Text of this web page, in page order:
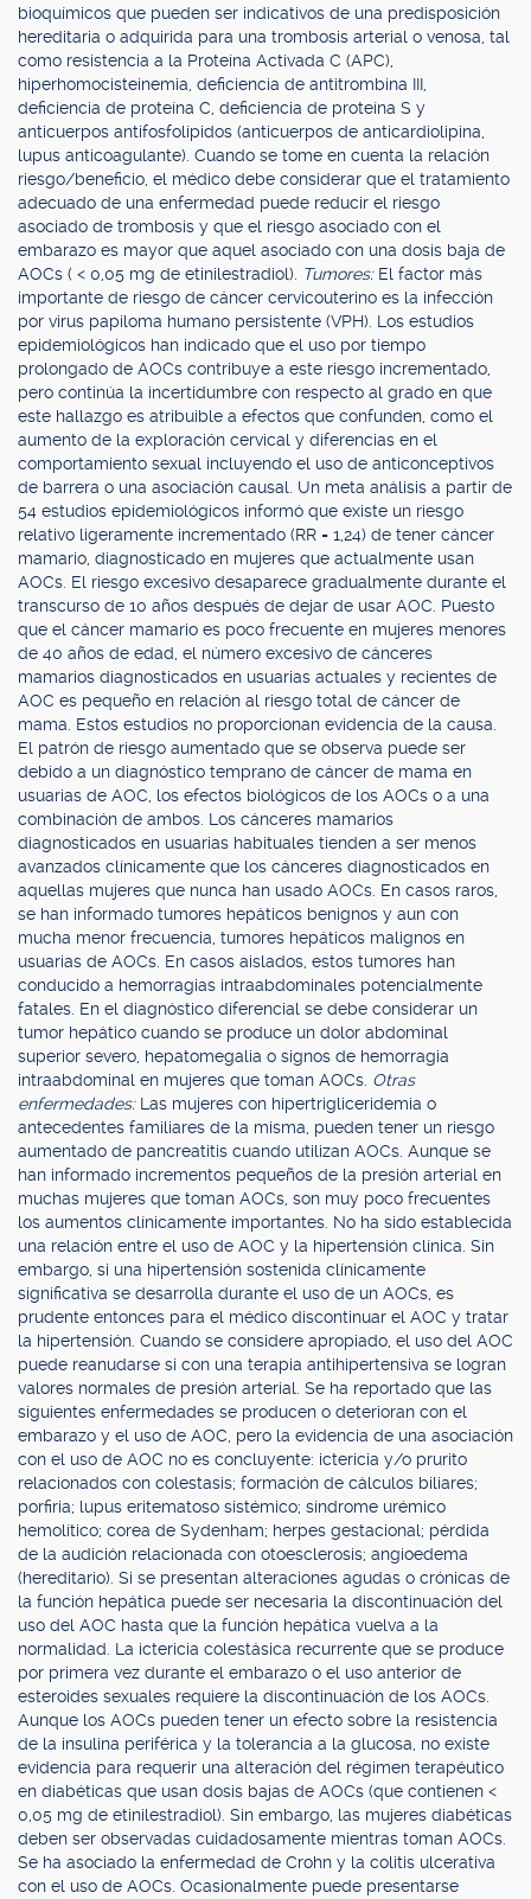
bioquímicos que pueden ser indicativos de una predisposición
hereditaria o adquirida para una trombosis arterial o venosa, tal
como resistencia a la Proteína Activada C (APC),
hiperhomocisteinemia, deficiencia de antitrombina III,
deficiencia de proteína C, deficiencia de proteína S y
anticuerpos antifosfolípidos (anticuerpos de anticardiolipina,
lupus anticoagulante). Cuando se tome en cuenta la relación
riesgo/beneficio, el médico debe considerar que el tratamiento
adecuado de una enfermedad puede reducir el riesgo
asociado de trombosis y que el riesgo asociado con el
embarazo es mayor que aquel asociado con una dosis baja de
AOCs ( < 0,05 mg de etinilestradiol). Tumores: El factor más
importante de riesgo de cáncer cervicouterino es la infección
por virus papiloma humano persistente (VPH). Los estudios
epidemiológicos han indicado que el uso por tiempo
prolongado de AOCs contribuye a este riesgo incrementado,
pero continúa la incertidumbre con respecto al grado en que
este hallazgo es atribuible a efectos que confunden, como el
aumento de la exploración cervical y diferencias en el
comportamiento sexual incluyendo el uso de anticonceptivos
de barrera o una asociación causal. Un meta análisis a partir de
54 estudios epidemiológicos informó que existe un riesgo
relativo ligeramente incrementado (RR = 1,24) de tener cáncer
mamario, diagnosticado en mujeres que actualmente usan
AOCs. El riesgo excesivo desaparece gradualmente durante el
transcurso de 10 años después de dejar de usar AOC. Puesto
que el cáncer mamario es poco frecuente en mujeres menores
de 40 años de edad, el número excesivo de cánceres
mamarios diagnosticados en usuarias actuales y recientes de
AOC es pequeño en relación al riesgo total de cáncer de
mama. Estos estudios no proporcionan evidencia de la causa.
El patrón de riesgo aumentado que se observa puede ser
debido a un diagnóstico temprano de cáncer de mama en
usuarias de AOC, los efectos biológicos de los AOCs o a una
combinación de ambos. Los cánceres mamarios
diagnosticados en usuarias habituales tienden a ser menos
avanzados clínicamente que los cánceres diagnosticados en
aquellas mujeres que nunca han usado AOCs. En casos raros,
se han informado tumores hepáticos benignos y aun con
mucha menor frecuencia, tumores hepáticos malignos en
usuarias de AOCs. En casos aislados, estos tumores han
conducido a hemorragias intraabdominales potencialmente
fatales. En el diagnóstico diferencial se debe considerar un
tumor hepático cuando se produce un dolor abdominal
superior severo, hepatomegalia o signos de hemorragia
intraabdominal en mujeres que toman AOCs. Otras
enfermedades: Las mujeres con hipertrigliceridemia o
antecedentes familiares de la misma, pueden tener un riesgo
aumentado de pancreatitis cuando utilizan AOCs. Aunque se
han informado incrementos pequeños de la presión arterial en
muchas mujeres que toman AOCs, son muy poco frecuentes
los aumentos clínicamente importantes. No ha sido establecida
una relación entre el uso de AOC y la hipertensión clínica. Sin
embargo, si una hipertensión sostenida clínicamente
significativa se desarrolla durante el uso de un AOCs, es
prudente entonces para el médico discontinuar el AOC y tratar
la hipertensión. Cuando se considere apropiado, el uso del AOC
puede reanudarse si con una terapia antihipertensiva se logran
valores normales de presión arterial. Se ha reportado que las
siguientes enfermedades se producen o deterioran con el
embarazo y el uso de AOC, pero la evidencia de una asociación
con el uso de AOC no es concluyente: ictericia y/o prurito
relacionados con colestasis; formación de cálculos biliares;
porfiria; lupus eritematoso sistémico; síndrome urémico
hemolítico; corea de Sydenham; herpes gestacional; pérdida
de la audición relacionada con otoesclerosis; angioedema
(hereditario). Si se presentan alteraciones agudas o crónicas de
la función hepática puede ser necesaria la discontinuación del
uso del AOC hasta que la función hepática vuelva a la
normalidad. La ictericia colestásica recurrente que se produce
por primera vez durante el embarazo o el uso anterior de
esteroides sexuales requiere la discontinuación de los AOCs.
Aunque los AOCs pueden tener un efecto sobre la resistencia
de la insulina periférica y la tolerancia a la glucosa, no existe
evidencia para requerir una alteración del régimen terapéutico
en diabéticas que usan dosis bajas de AOCs (que contienen <
0,05 mg de etinilestradiol). Sin embargo, las mujeres diabéticas
deben ser observadas cuidadosamente mientras toman AOCs.
Se ha asociado la enfermedad de Crohn y la colitis ulcerativa
con el uso de AOCs. Ocasionalmente puede presentarse